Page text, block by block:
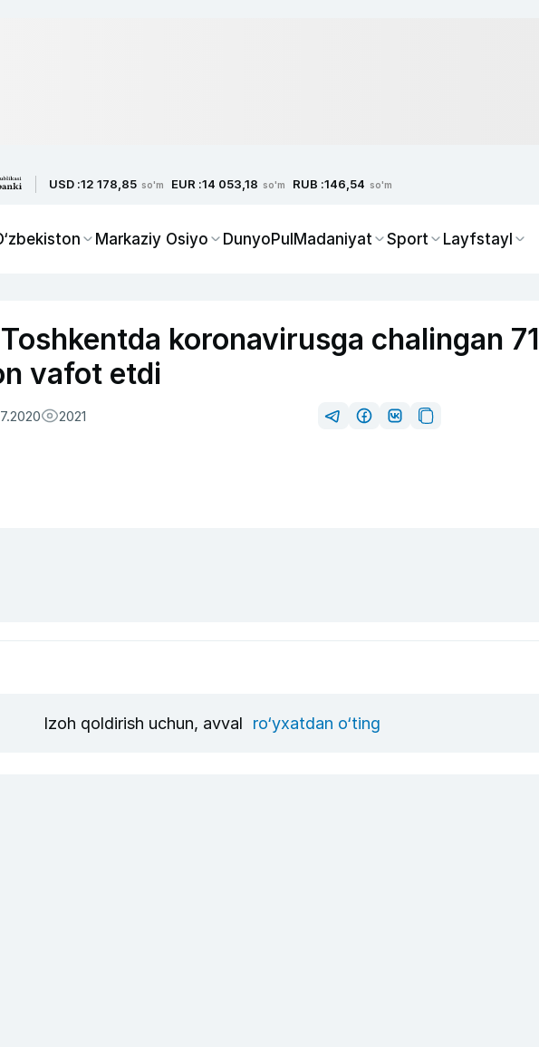
USD :12 178,85 so'm EUR :14 053,18 so'm RUB :146,54 so'm
Markaziy Osiyo DunyoPulMadaniyat Sport Layfstayl
koronavirusga chalingan 71
vafot etdi
2021
Izoh qoldirish uchun, avval ro‘yxatdan o‘ting